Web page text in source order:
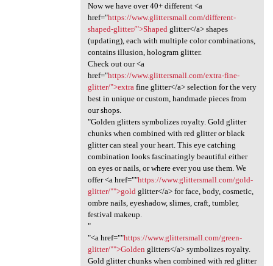
Now we have over 40+ different <a
href="https://www.glittersmall.com/different-
shaped-glitter/">Shaped glitter</a> shapes
(updating), each with multiple color combinations,
contains illusion, hologram glitter.
Check out our <a
href="https://www.glittersmall.com/extra-fine-
glitter/">extra fine glitter</a> selection for the very
best in unique or custom, handmade pieces from
our shops.
"Golden glitters symbolizes royalty. Gold glitter
chunks when combined with red glitter or black
glitter can steal your heart. This eye catching
combination looks fascinatingly beautiful either
on eyes or nails, or where ever you use them. We
offer <a href=""https://www.glittersmall.com/gold-
glitter/"">gold glitter</a> for face, body, cosmetic,
ombre nails, eyeshadow, slimes, craft, tumbler,
festival makeup.
"
"<a href=""https://www.glittersmall.com/green-
glitter/"">Golden glitters</a> symbolizes royalty.
Gold glitter chunks when combined with red glitter